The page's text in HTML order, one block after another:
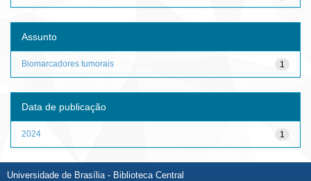
Assunto
1
Biomarcadores tumorais
Data de publicação
1
2024
Universidade de Brasília - Biblioteca Central